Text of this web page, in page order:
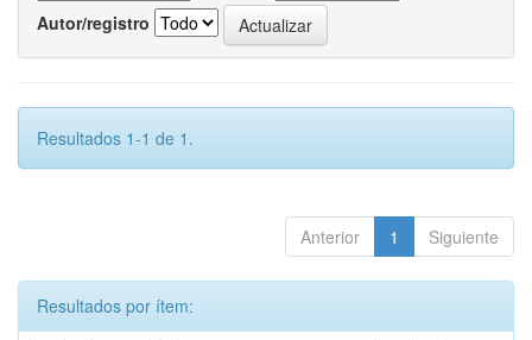
Autor/registro
Resultados 1-1 de 1.
Anterior 1 Siguiente
Resultados por ítem: